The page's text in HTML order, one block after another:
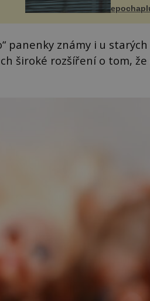
i ztrátou
panenky známy i u
široké rozšíření o tom,